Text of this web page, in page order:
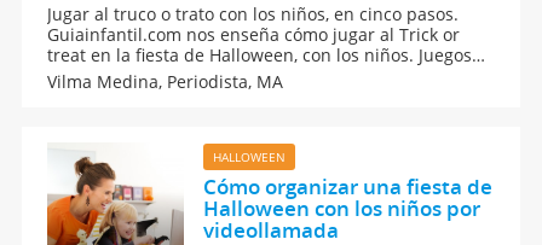
Jugar al truco o trato con los niños, en cinco pasos.
Guiainfantil.com nos enseña cómo jugar al Trick or
treat en la fiesta de Halloween, con los niños. Juegos
para la noche de halloween de los niños. Conoce la
leyenda del truco o trato y cuéntala a tus hijos. Es una
Vilma Medina, Periodista, MA
HALLOWEEN
Cómo organizar una fiesta de
Halloween con los niños por
videollamada